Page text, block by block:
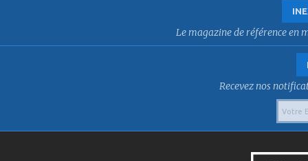
Le magazine de référence en
Recevez nos